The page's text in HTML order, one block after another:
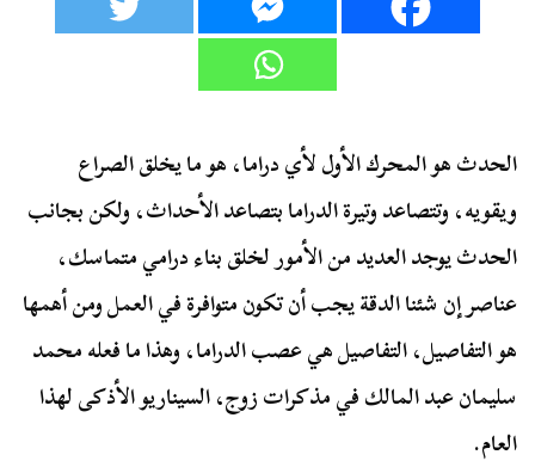
الحدث هو المحرك الأول لأي دراما، هو ما يخلق الصراع
ويقويه، وتتصاعد وتيرة الدراما بتصاعد الأحداث، ولكن بجانب
الحدث يوجد العديد من الأمور لخلق بناء درامي متماسك،
عناصر إن شئنا الدقة يجب أن تكون متوافرة في العمل ومن أهمها
هو التفاصيل، التفاصيل هي عصب الدراما، وهذا ما فعله محمد
سليمان عبد المالك في مذكرات زوج، السيناريو الأذكى لهذا
العام.